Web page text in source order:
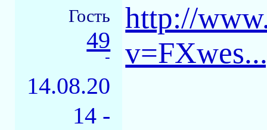
Гость
49
-
14.08.20
14 -
http://